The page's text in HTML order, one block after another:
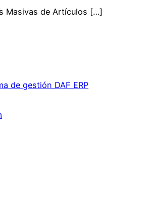
Masivas de Artículos […]
de gestión DAF ERP